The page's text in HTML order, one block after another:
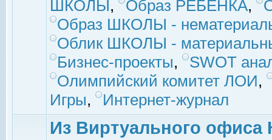
ШКОЛЫ, Образ РЕБЕНКА,
Образ ШКОЛЫ -
Облик ШКОЛЫ -
Бизнес-проекты,
SWOT
Олимпийский комитет ЛОИ,
Игры, Интернет-журнал
Из Виртуального офиса